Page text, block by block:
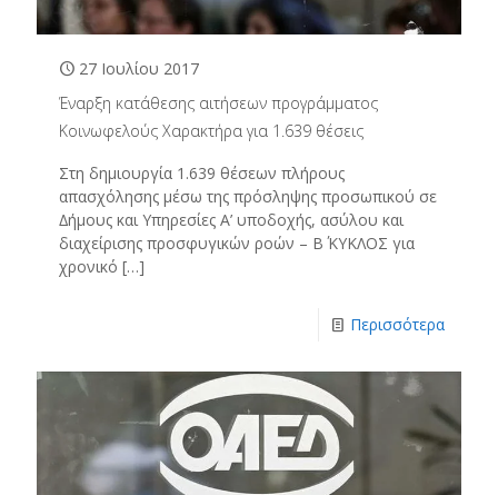
27 Ιουλίου 2017
Έναρξη κατάθεσης αιτήσεων προγράµµατος
Κοινωφελούς Χαρακτήρα για 1.639 θέσεις
Στη δηµιουργία 1.639 θέσεων πλήρους
απασχόλησης µέσω της πρόσληψης προσωπικού σε
∆ήµους και Υπηρεσίες Α’ υποδοχής, ασύλου και
διαχείρισης προσφυγικών ροών – Β΄ ΚΥΚΛΟΣ για
χρονικό […]
Περισσότερα